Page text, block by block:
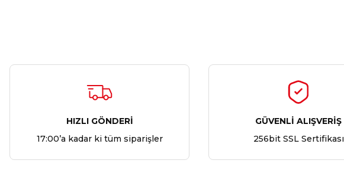
HIZLI GÖNDERİ
17:00’a kadar ki tüm siparişler
GÜVENLİ ALIŞVERİŞ
256bit SSL Sertifikası